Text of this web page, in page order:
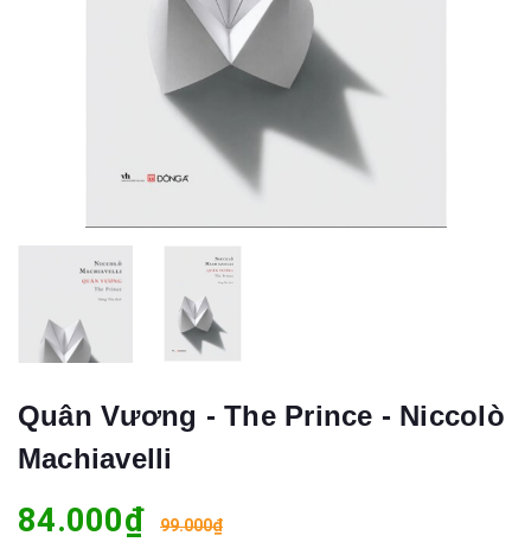
Quân Vương - The Prince - Niccolò
Machiavelli
84.000₫ 99.000₫